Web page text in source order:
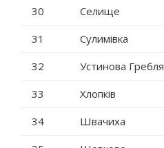
30
Селище
31
Сулимівка
32
Устинова Гребля
33
Хлопків
34
Швачиха